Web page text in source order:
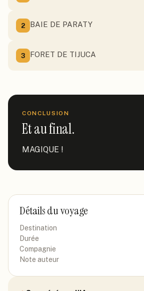
2 BAIE DE PARATY
3 FORET DE TIJUCA
CONCLUSION
Et au final.
MAGIQUE !
Détails du voyage
Destination
Durée
Compagnie
Note auteur